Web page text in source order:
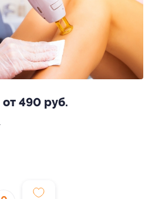
от 490 руб.